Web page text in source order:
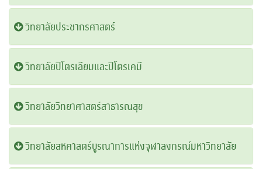
วิทยาลัยประชากรศาสตร์
วิทยาลัยปิโตรเลียมและปิโตรเคมี
วิทยาลัยวิทยาศาสตร์สาธารณสุข
วิทยาลัยสหศาสตร์บูรณาการแห่งจุฬาลงกรณ์มหาวิทยาลัย